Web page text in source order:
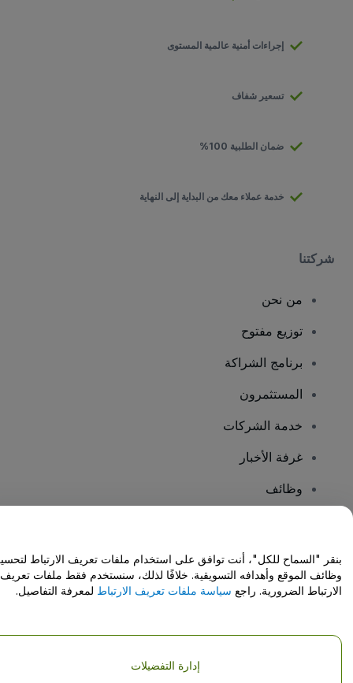
إجراءات أمنية عالمية المستوى
تسعير شفاف
ضمان الطلبية 100%
خدمة عملاء معك من البداية إلى النهاية
شركتنا
من نحن
توزيع مفتوح
برنامج الشراكة
المستثمرون
خدمة الشركات
غرفة الأخبار
وظائف
مركز المساعدة / اتصل بنا
حقوق النشر © شركة فياجوجو المحدودة 2026
تفاصيل الشركة
بنقر "السماح للكل"، أنت توافق على استخدام ملفات تعريف الارتباط
وظائف الموقع وأهدافه التسويقية. خلافًا لذلك، سنستخدم فقط ملفات تعريف
الارتباط الضرورية. راجع سياسة ملفات تعريف الارتباط لمعرفة التفاصيل.
إدارة التفضيلات